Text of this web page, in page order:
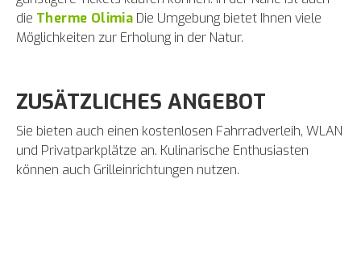
die Therme Olimia Die Umgebung bietet Ihnen viele
Möglichkeiten zur Erholung in der Natur.
ZUSÄTZLICHES ANGEBOT
Sie bieten auch einen kostenlosen Fahrradverleih, WLAN
und Privatparkplätze an. Kulinarische Enthusiasten
können auch Grilleinrichtungen nutzen.